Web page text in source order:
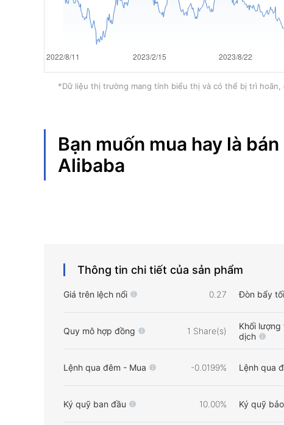
*Dữ liệu thị trường mang tính biểu thị và có thể bị trì
Bạn muốn mua hay là bán
Alibaba
Thông tin chi tiết của sản phẩm
Giá trên lệch nổi 0.27 Đòn bẩy
Quy mô hợp đồng 1 Share(s)
Khối
dịch
Lệnh qua đêm - Mua -0.0199% Lệnh qua
Ký quỹ ban đầu 10.00% Ký quỹ